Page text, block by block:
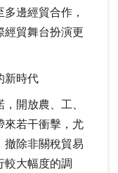
邊經貿合作，
經貿舞台扮演更
新時代
開放農、工、
來若干衝擊，尤
撤除非關稅貿易
較大幅度的調